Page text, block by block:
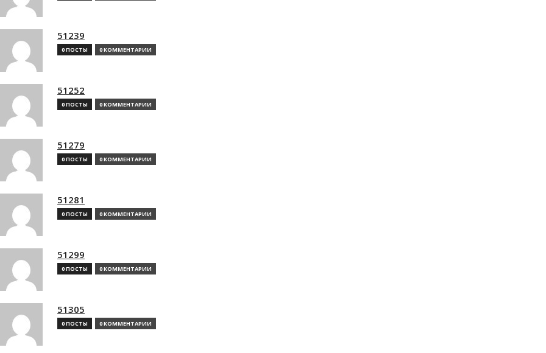
51239
0 ПОСТЫ 0 КОММЕНТАРИИ
51252
0 ПОСТЫ 0 КОММЕНТАРИИ
51279
0 ПОСТЫ 0 КОММЕНТАРИИ
51281
0 ПОСТЫ 0 КОММЕНТАРИИ
51299
0 ПОСТЫ 0 КОММЕНТАРИИ
51305
0 ПОСТЫ 0 КОММЕНТАРИИ